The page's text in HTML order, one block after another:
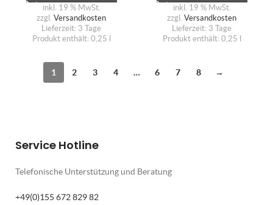
inkl. 19 % MwSt.
zzgl. Versandkosten
Lieferzeit: 3 Tage
Produkt enthält: 0,25
inkl. 19 % MwSt.
zzgl. Versandkosten
Lieferzeit: 3 Tage
Produkt enthält: 0,25
1 2 3 4 … 6 7 8 →
Service Hotline
Telefonische Unterstützung und Beratung
+49(0)155 672 829 82